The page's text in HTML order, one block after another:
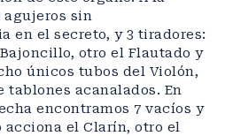
agujeros sin
en el secreto, y 3 tiradores:
otro el Flautado y
únicos tubos del Violón,
tablones acanalados. En
encontramos 7 vacíos y
acciona el Clarín, otro el